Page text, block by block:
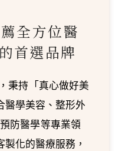
全方位醫
首選品牌
秉持「真心做好美
醫學美容、整形外
防醫學等專業領
化的醫療服務，